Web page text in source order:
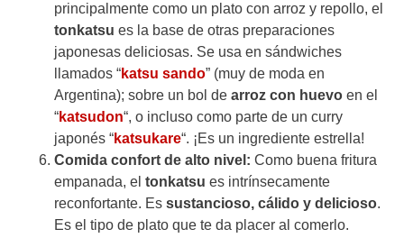
principalmente como un plato con arroz y repollo, el
tonkatsu es la base de otras preparaciones
japonesas deliciosas. Se usa en sándwiches
llamados “katsu sando” (muy de moda en
Argentina); sobre un bol de arroz con huevo en el
“katsudon“, o incluso como parte de un curry
japonés “katsukare“. ¡Es un ingrediente estrella!
Comida confort de alto nivel: Como buena fritura
empanada, el tonkatsu es intrínsecamente
reconfortante. Es sustancioso, cálido y delicioso.
Es el tipo de plato que te da placer al comerlo.